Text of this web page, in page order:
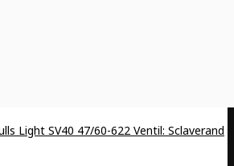
Light SV40 47/60-622 Ventil: Sclaverand